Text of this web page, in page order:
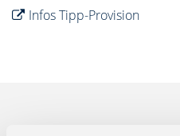
Infos Tipp-Provision